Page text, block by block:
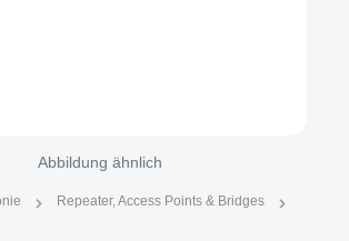
Abbildung ähnlich
Repeater, Access Points & Bridges